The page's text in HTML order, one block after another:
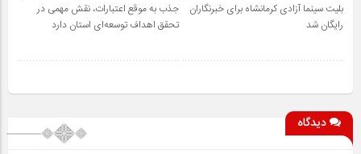
بلیت سینما آزادی کرمانشاه برای خبرنگاران
رایگان شد
جذب به موقع اعتبارات، نقش مهمی در
تحقق اهداف توسعه‌ای استان دارد
دیدگاه